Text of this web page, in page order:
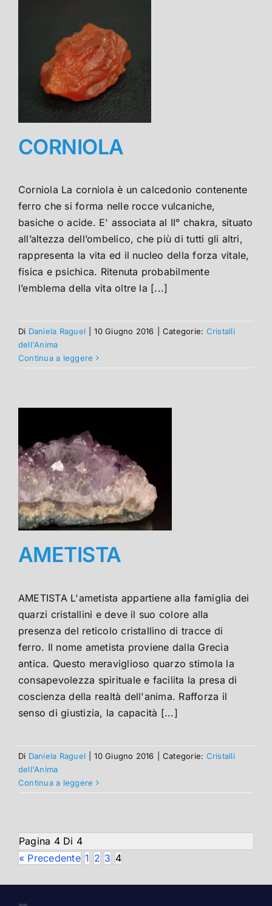
CORNIOLA
Corniola La corniola è un calcedonio contenente
ferro che si forma nelle rocce vulcaniche,
basiche o acide. E' associata al II° chakra, situato
all’altezza dell’ombelico, che più di tutti gli altri,
rappresenta la vita ed il nucleo della forza vitale,
fisica e psichica. Ritenuta probabilmente
l’emblema della vita oltre la [...]
Di Daniela Raguel 10 Giugno 2016 Categorie: Cristalli
dell'Anima
Continua a leggere
AMETISTA
AMETISTA L'ametista appartiene alla famiglia dei
quarzi cristallini e deve il suo colore alla
presenza del reticolo cristallino di tracce di
ferro. Il nome ametista proviene dalla Grecia
antica. Questo meraviglioso quarzo stimola la
consapevolezza spirituale e facilita la presa di
coscienza della realtà dell'anima. Rafforza il
senso di giustizia, la capacità [...]
Di Daniela Raguel 10 Giugno 2016 Categorie: Cristalli
dell'Anima
Continua a leggere
Pagina 4 Di 4
« Precedente 1 2 3 4